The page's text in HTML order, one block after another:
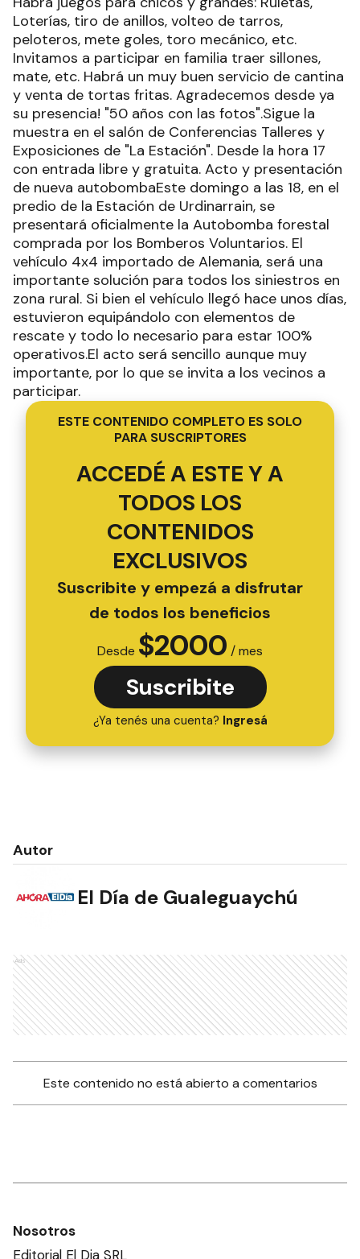
Loterías, tiro de anillos, volteo de tarros,
peloteros, mete goles, toro mecánico, etc.
Invitamos a participar en familia traer sillones,
mate, etc. Habrá un muy buen servicio de cantina
y venta de tortas fritas. Agradecemos desde ya
su presencia! "50 años con las fotos".Sigue la
muestra en el salón de Conferencias Talleres y
Exposiciones de "La Estación". Desde la hora 17
con entrada libre y gratuita. Acto y presentación
de nueva autobombaEste domingo a las 18, en el
predio de la Estación de Urdinarrain, se
presentará oficialmente la Autobomba forestal
comprada por los Bomberos Voluntarios. El
vehículo 4x4 importado de Alemania, será una
importante solución para todos los siniestros en
zona rural. Si bien el vehículo llegó hace unos días,
estuvieron equipándolo con elementos de
rescate y todo lo necesario para estar 100%
operativos.El acto será sencillo aunque muy
importante, por lo que se invita a los vecinos a
participar.
ESTE CONTENIDO COMPLETO ES SOLO
PARA SUSCRIPTORES
ACCEDÉ A ESTE Y A
TODOS LOS
CONTENIDOS
EXCLUSIVOS
Suscribite y empezá a disfrutar
de todos los beneficios
Desde $2000 / mes
Suscribite
¿Ya tenés una cuenta? Ingresá
Autor
El Día de Gualeguaychú
Ads
Este contenido no está abierto a comentarios
Nosotros
Editorial El Dia SRL